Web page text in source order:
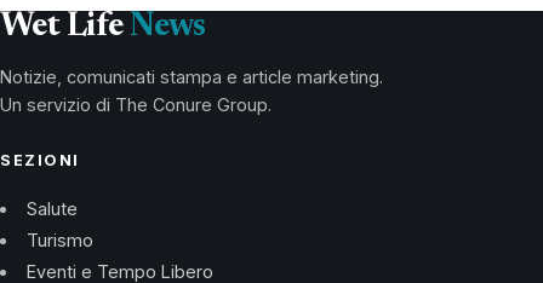
Wet Life News
Notizie, comunicati stampa e article marketing.
Un servizio di The Conure Group.
SEZIONI
Salute
Turismo
Eventi e Tempo Libero